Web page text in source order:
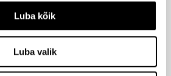
Luba kõik
Luba valik
24,95 €
Brow Artist Plump&Set